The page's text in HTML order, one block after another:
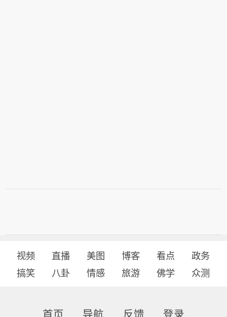
视频 直播 美图 博客 看点
政务
搞笑
八卦 情感 旅游 佛学 众测
首页 导航 反馈 登录